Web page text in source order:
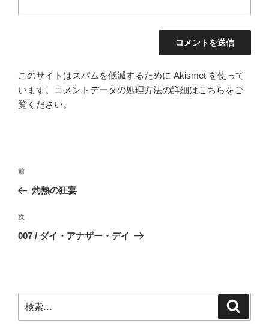
このサイトはスパムを低減するために Akismet を使って
います。
コメントデータの処理方法の詳細はこちらをご
覧ください。
投
ナ
ビ
ゲ
ン
前
の
稿
前
灼熱の狂宴
次
の
次
007 / ダイ・アナザー・デイ
索: